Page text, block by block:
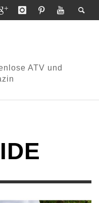
ATV und